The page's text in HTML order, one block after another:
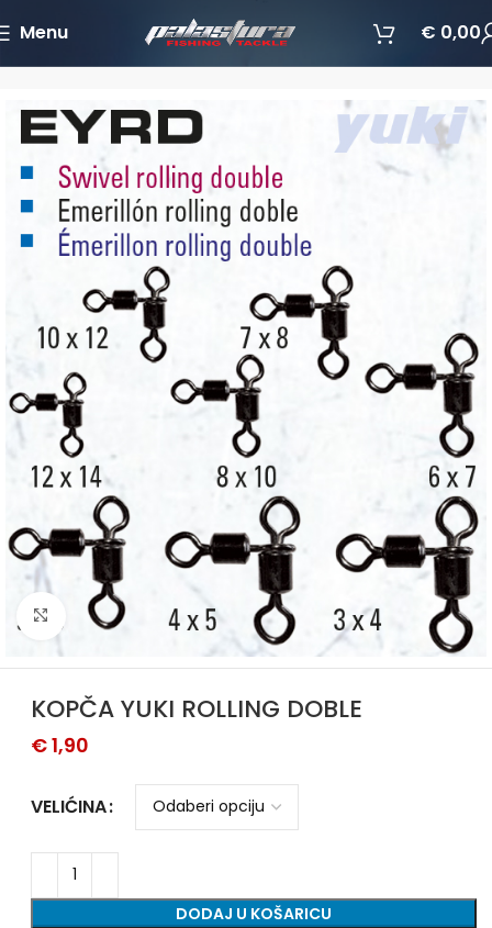
Menu € 0,00
Povećajte sliku
KOPČA YUKI ROLLING DOBLE
€1,90
VELIĆINA
DODAJ U KOŠARICU